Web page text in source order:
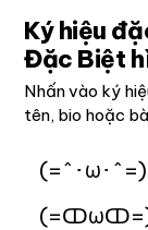
Ký hiệu
Đặc Biệt
Nhấn vào ký
tên, bio hoặc
(=^･ω･^=)